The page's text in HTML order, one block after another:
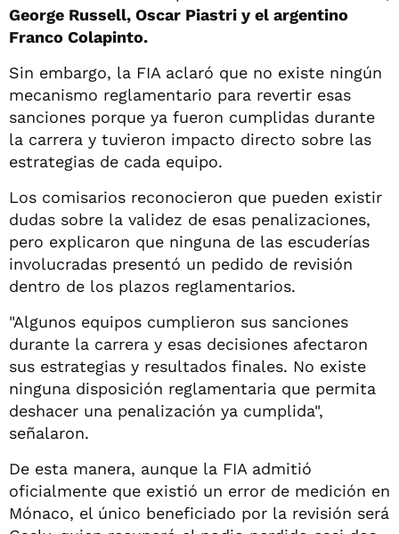
George Russell, Oscar Piastri y el argentino
Franco Colapinto.
Sin embargo, la FIA aclaró que no existe ningún
mecanismo reglamentario para revertir esas
sanciones porque ya fueron cumplidas durante
la carrera y tuvieron impacto directo sobre las
estrategias de cada equipo.
Los comisarios reconocieron que pueden existir
dudas sobre la validez de esas penalizaciones,
pero explicaron que ninguna de las escuderías
involucradas presentó un pedido de revisión
dentro de los plazos reglamentarios.
"Algunos equipos cumplieron sus sanciones
durante la carrera y esas decisiones afectaron
sus estrategias y resultados finales. No existe
ninguna disposición reglamentaria que permita
deshacer una penalización ya cumplida",
señalaron.
De esta manera, aunque la FIA admitió
oficialmente que existió un error de medición en
Mónaco, el único beneficiado por la revisión será